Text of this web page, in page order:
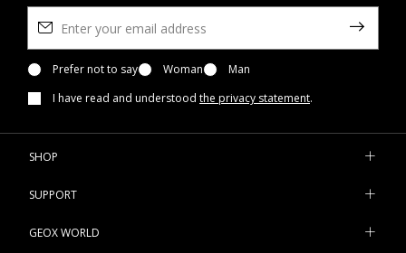
Prefer not to say Woman
Man
I have read and understood the privacy statement.
SHOP
SUPPORT
GEOX WORLD